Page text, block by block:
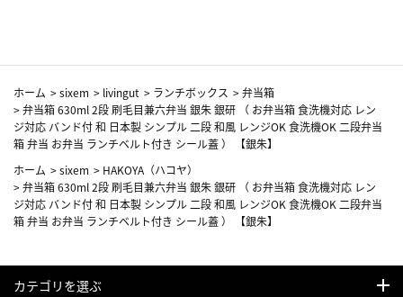
ホーム >sixem > livingut > ランチボックス >弁当箱
>弁当箱 630ml 2段 刷毛目兼六弁当 銀朱 銀研 （ お弁当箱 食洗機対応 レン
ジ対応 バンド付 和 日本製 シンプル 二段 和風 レンジOK 食洗機OK 二段弁当
箱 弁当 お弁当 ランチベルト付き シール蓋 ） 【銀朱】
ホーム >sixem > HAKOYA（ハコヤ）
>弁当箱 630ml 2段 刷毛目兼六弁当 銀朱 銀研 （ お弁当箱 食洗機対応 レン
ジ対応 バンド付 和 日本製 シンプル 二段 和風 レンジOK 食洗機OK 二段弁当
箱 弁当 お弁当 ランチベルト付き シール蓋 ） 【銀朱】
カテゴリを選ぶ